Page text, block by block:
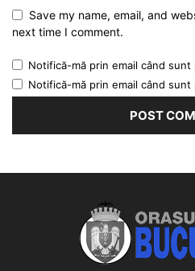
Save my name, email, and
next time I comment.
Notifică-mă prin email când
Notifică-mă prin email când